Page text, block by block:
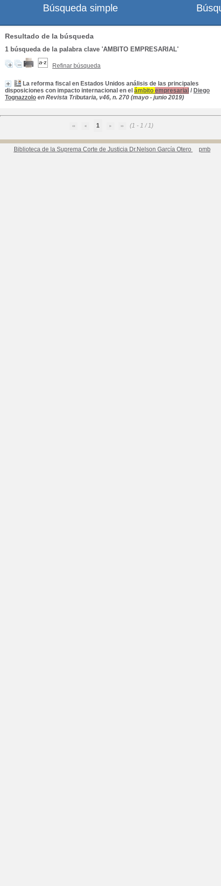
Resultado de la búsqueda
1 búsqueda de la palabra clave 'AMBITO EMPRESARIAL'
Refinar búsqueda
La reforma fiscal en Estados Unidos análisis de las principales
disposiciones con impacto internacional en el ámbito empresarial / Diego
Tognazzolo en Revista Tributaria, v46, n. 270 (mayo - junio 2019)
1 (1 - 1 / 1)
Biblioteca de la Suprema Corte de Justicia Dr.Nelson García Otero pmb
Búsqueda simple